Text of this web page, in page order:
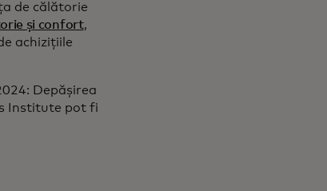
de călătorie
și confort,
achizițiile
Depășirea
Institute pot fi